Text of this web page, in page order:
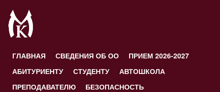
ГЛАВНАЯ СВЕДЕНИЯ ОБ ОО
ПРИЕМ 2026-2027
АБИТУРИЕНТУ
СТУДЕНТУ
АВТОШКОЛА
ПРЕПОДАВАТЕЛЮ
БЕЗОПАСНОСТЬ